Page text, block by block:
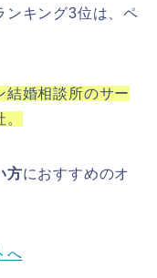
ンキング3位は、ペ
結婚相談所のサー
方におすすめのオ
へ